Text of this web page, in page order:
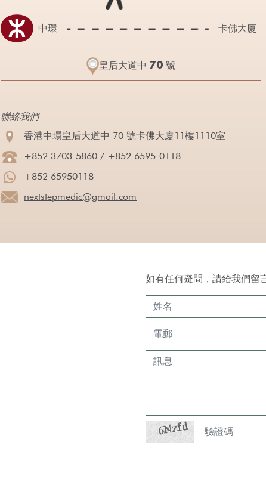
中環 卡佛大廈
皇后大道中 70 號
聯絡我們
香港中環皇后大道中 70 號卡佛大廈11樓1110室
+852 3703-5860 / +852 6595-0118
+852 65950118
nextstepmedic@gmail.com
如有任何疑問，請給我們留